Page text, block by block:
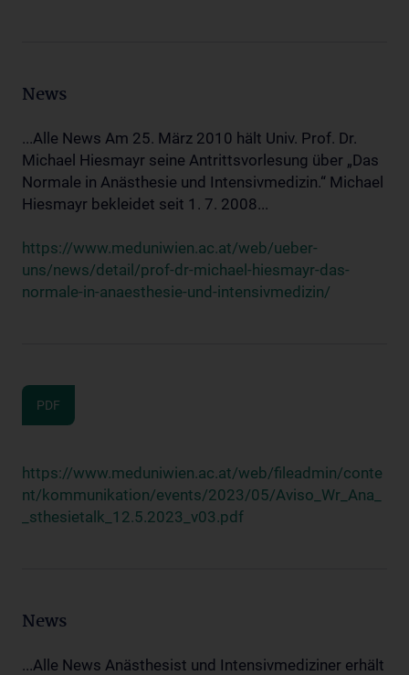
News
...Alle News Am 25. März 2010 hält Univ. Prof. Dr.
Michael Hiesmayr seine Antrittsvorlesung über „Das
Normale in Anästhesie und Intensivmedizin.“ Michael
Hiesmayr bekleidet seit 1. 7. 2008...
https://www.meduniwien.ac.at/web/ueber-
uns/news/detail/prof-dr-michael-hiesmayr-das-
normale-in-anaesthesie-und-intensivmedizin/
PDF
https://www.meduniwien.ac.at/web/fileadmin/conte
nt/kommunikation/events/2023/05/Aviso_Wr_Ana_
_sthesietalk_12.5.2023_v03.pdf
News
...Alle News Anästhesist und Intensivmediziner erhält